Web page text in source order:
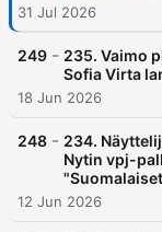
31 Jul 2026
249 - 235. Vaimo
Sofia Virta
18 Jun 2026
248 - 234.
Nytin vpj-
12 Jun 2026